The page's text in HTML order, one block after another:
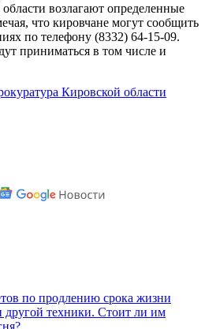
возлагают определенные
что кировчане могут сообщить
по телефону (8332) 64-15-09.
приниматься в том числе и
Кировской области